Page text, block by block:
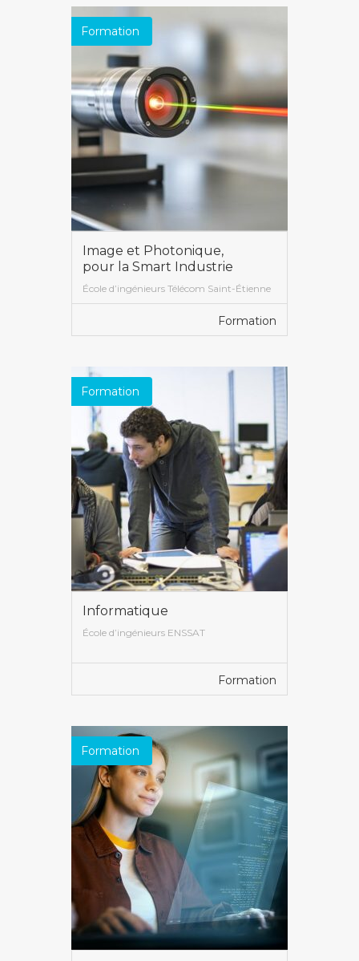
Formation
Image et Photonique,
pour la Smart Industrie
École d’ingénieurs Télécom Saint-Étienne
Formation
Formation
Informatique
École d’ingénieurs ENSSAT
Formation
Formation